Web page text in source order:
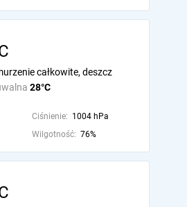
28°C
całkowite, deszcz
Ciśnienie: 1004 hPa
Wilgotność: 76%